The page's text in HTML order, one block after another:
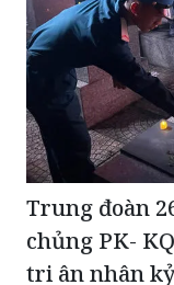
Trung đoàn
chủng PK-
tri ân nhân